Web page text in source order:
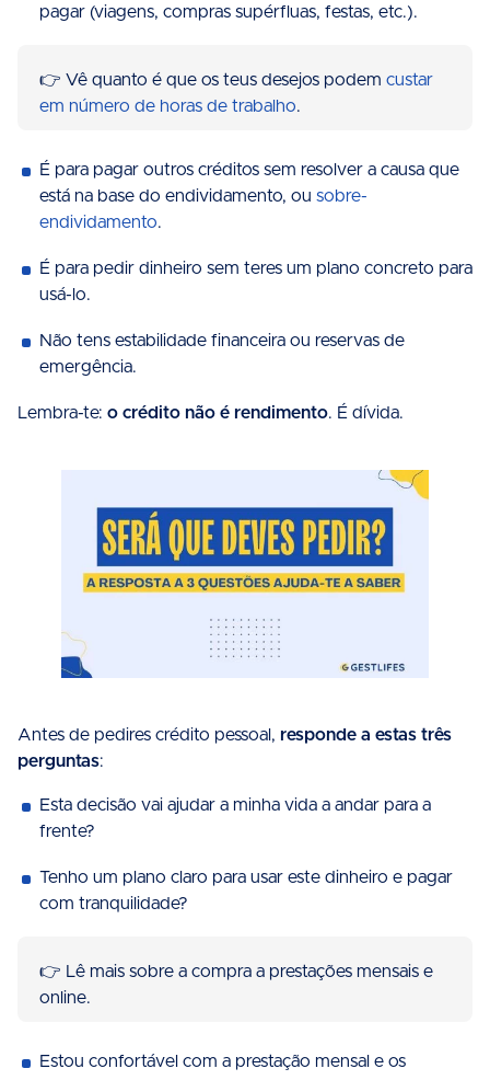
pagar (viagens, compras supérfluas, festas, etc.).
👉 Vê quanto é que os teus desejos podem custar
em número de horas de trabalho.
É para pagar outros créditos sem resolver a causa que
está na base do endividamento, ou sobre-
endividamento.
É para pedir dinheiro sem teres um plano concreto para
usá-lo.
Não tens estabilidade financeira ou reservas de
emergência.
Lembra-te: o crédito não é rendimento. É dívida.
Antes de pedires crédito pessoal, responde a estas três
perguntas:
Esta decisão vai ajudar a minha vida a andar para a
frente?
Tenho um plano claro para usar este dinheiro e pagar
com tranquilidade?
👉 Lê mais sobre a compra a prestações mensais e
online.
Estou confortável com a prestação mensal e os